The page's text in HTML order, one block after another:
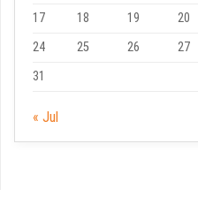
17
18 19 20
24
25 26 27
31
« Jul